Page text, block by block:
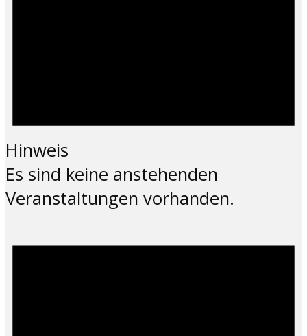
Hinweis
Es sind keine anstehenden
Veranstaltungen vorhanden.